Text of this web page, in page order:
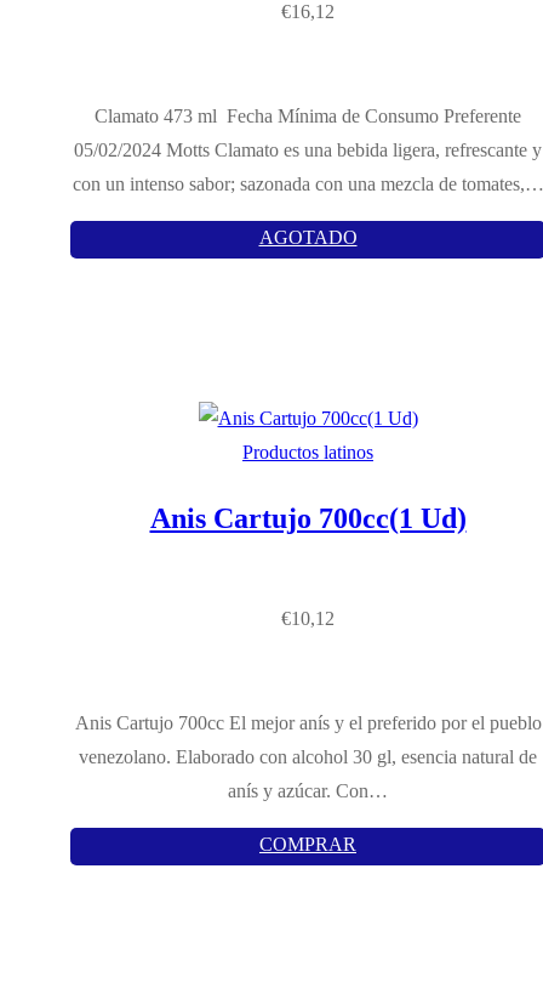
€16,12
Clamato 473 ml Fecha Mínima de Consumo Preferente
05/02/2024 Motts Clamato es una bebida ligera, refrescante y
con un intenso sabor; sazonada con una mezcla de tomates,…
AGOTADO
Productos latinos
Anis Cartujo 700cc(1 Ud)
€10,12
Anis Cartujo 700cc El mejor anís y el preferido por el pueblo
venezolano. Elaborado con alcohol 30 gl, esencia natural de
anís y azúcar. Con…
COMPRAR